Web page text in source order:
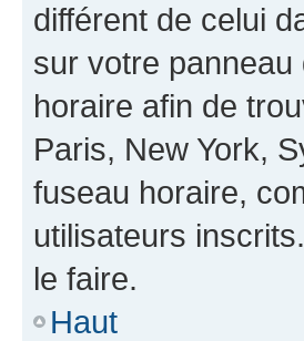
différent de celui
sur votre panneau
horaire afin de
Paris, New York,
fuseau horaire,
utilisateurs
le faire.
Haut